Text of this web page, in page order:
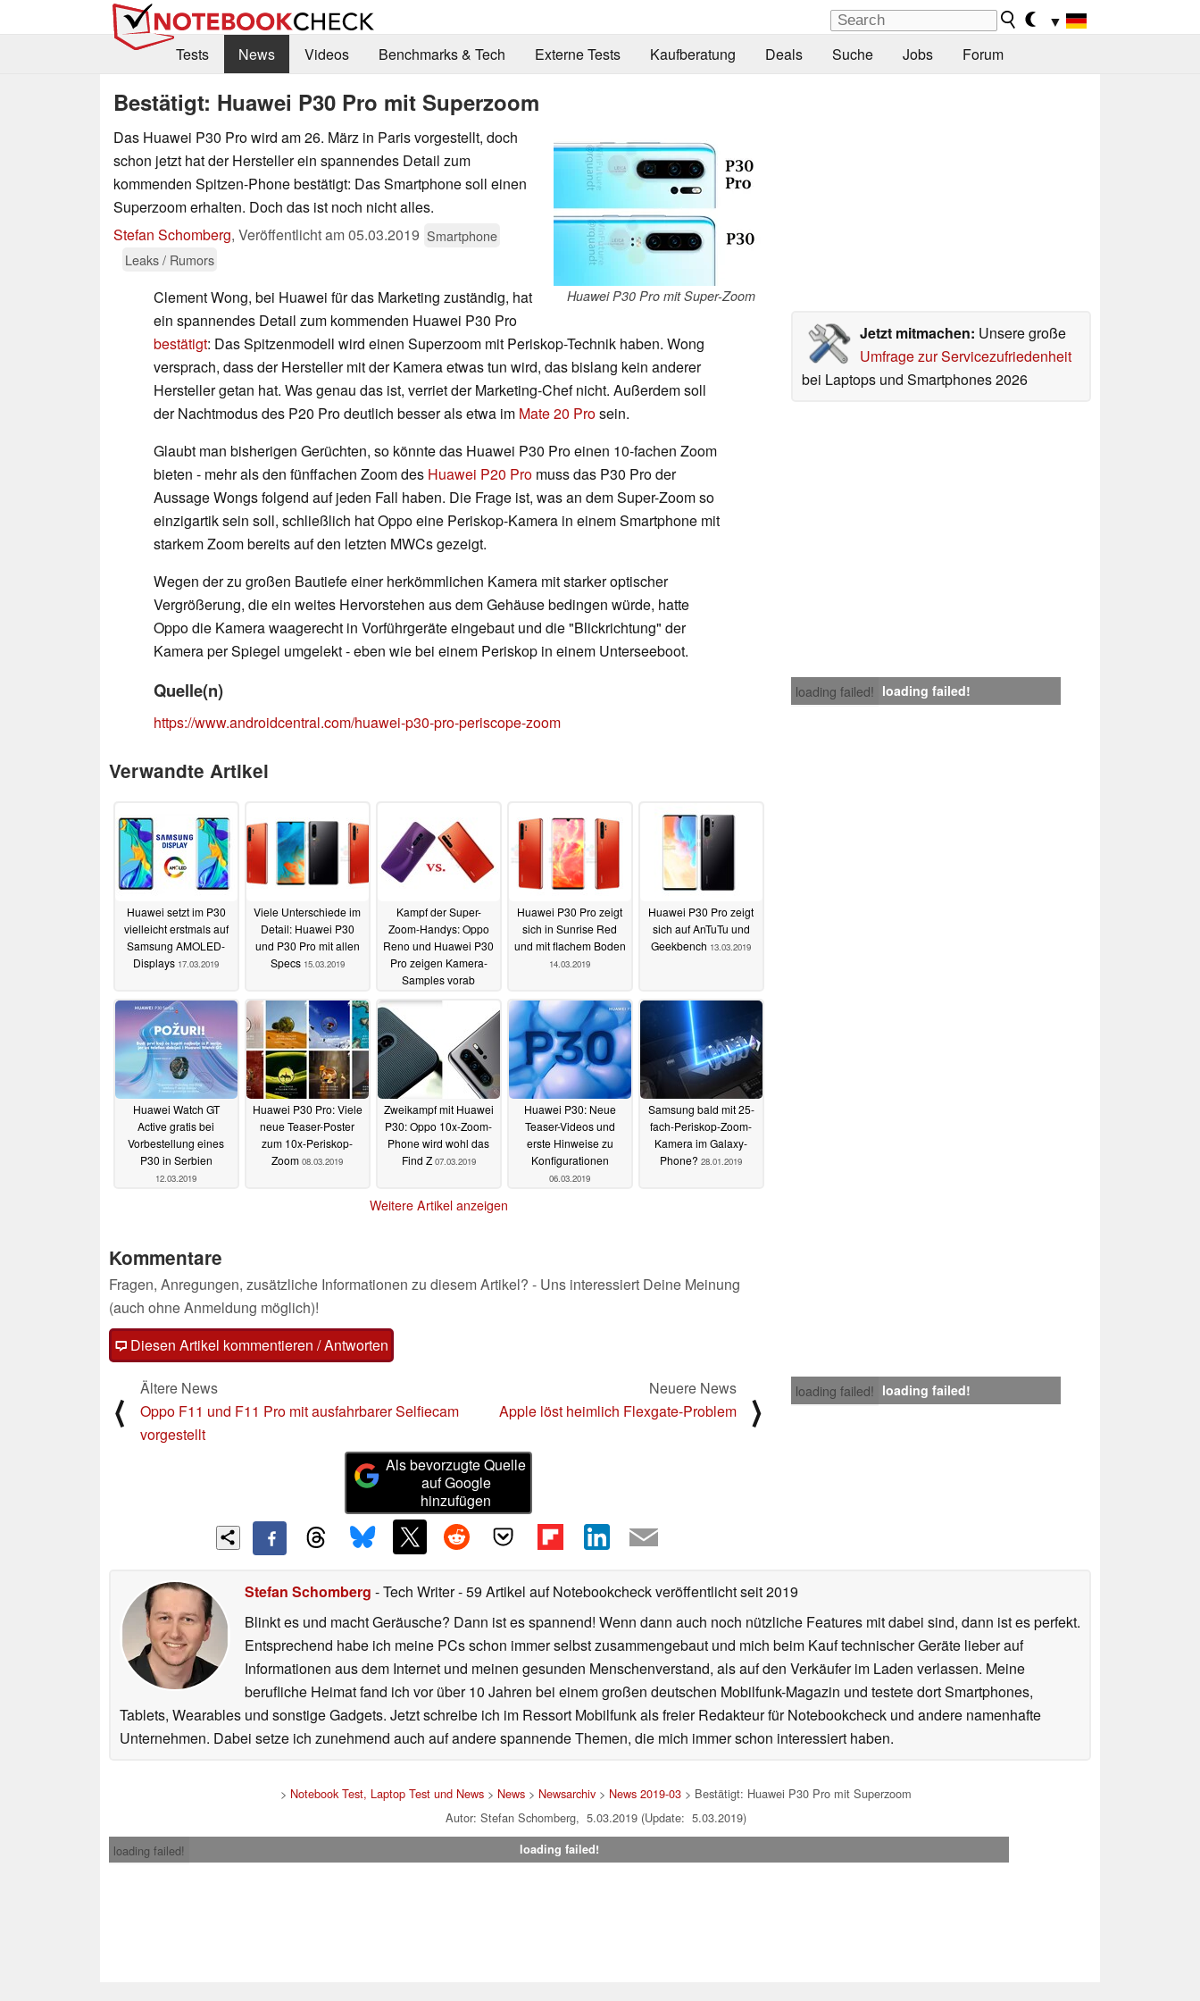
▼
Tests
News Videos Benchmarks & Tech Externe Tests Kaufberatung Deals Suche Jobs Forum
Bestätigt: Huawei P30 Pro mit Superzoom
Huawei P30 Pro mit Super-Zoom
Das Huawei P30 Pro wird am 26. März in Paris vorgestellt, doch
schon jetzt hat der Hersteller ein spannendes Detail zum
kommenden Spitzen-Phone bestätigt: Das Smartphone soll einen
Superzoom erhalten. Doch das ist noch nicht alles.
Stefan Schomberg, Veröffentlicht am05.03.2019 Smartphone
Leaks / Rumors
Jetzt mitmachen: Unsere große
Umfrage zur Servicezufriedenheit
bei Laptops und Smartphones 2026
Clement Wong, bei Huawei für das Marketing zuständig, hat
ein spannendes Detail zum kommenden Huawei P30 Pro
bestätigt: Das Spitzenmodell wird einen Superzoom mit Periskop-Technik haben. Wong
versprach, dass der Hersteller mit der Kamera etwas tun wird, das bislang kein anderer
Hersteller getan hat. Was genau das ist, verriet der Marketing-Chef nicht. Außerdem soll
der Nachtmodus des P20 Pro deutlich besser als etwa im Mate 20 Prosein.
Glaubt man bisherigen Gerüchten, so könnte das Huawei P30 Pro einen 10-fachen Zoom
bieten - mehr als den fünffachen Zoom des Huawei P20 Pro muss das P30 Pro der
Aussage Wongs folgend auf jeden Fall haben. Die Frage ist, was an dem Super-Zoom so
einzigartik sein soll, schließlich hat Oppo eine Periskop-Kamera in einem Smartphone mit
starkem Zoom bereits auf den letzten MWCs gezeigt.
Wegen der zu großen Bautiefe einer herkömmlichen Kamera mit starker optischer
Vergrößerung, die ein weites Hervorstehen aus dem Gehäuse bedingen würde, hatte
Oppo die Kamera waagerecht in Vorführgeräte eingebaut und die "Blickrichtung" der
Kamera per Spiegel umgelekt - eben wie bei einem Periskop in einem Unterseeboot.
loading failed! loading failed!
Quelle(n)
https://www.androidcentral.com/huawei-p30-pro-periscope-zoom
Verwandte Artikel
Huawei setzt im P30
vielleicht erstmals auf
Samsung AMOLED-
Displays 17.03.2019
Viele Unterschiede im
Detail: Huawei P30
und P30 Pro mit allen
Specs 15.03.2019
Kampf der Super-
Zoom-Handys: Oppo
Reno und Huawei P30
Pro zeigen Kamera-
Samples vorab
14.03.2019
Huawei P30 Pro zeigt
sich in Sunrise Red
und mit flachem Boden
14.03.2019
Huawei P30 Pro zeigt
sich auf AnTuTu und
Geekbench 13.03.2019
Huawei Watch GT
Active gratis bei
Vorbestellung eines
P30 in Serbien
12.03.2019
Huawei P30 Pro: Viele
neue Teaser-Poster
zum 10x-Periskop-
Zoom 08.03.2019
Zweikampf mit Huawei
P30: Oppo 10x-Zoom-
Phone wird wohl das
Find Z 07.03.2019
Huawei P30: Neue
Teaser-Videos und
erste Hinweise zu
Konfigurationen
06.03.2019
Samsung bald mit 25-
fach-Periskop-Zoom-
Kamera im Galaxy-
Phone? 28.01.2019
Weitere Artikel anzeigen
Kommentare
Fragen, Anregungen, zusätzliche Informationen zu diesem Artikel? - Uns interessiert Deine Meinung
(auch ohne Anmeldung möglich)!
Diesen Artikel kommentieren / Antworten
loading failed! loading failed!
⟨
Ältere News
Oppo F11 und F11 Pro mit ausfahrbarer Selfiecam
vorgestellt
Neuere News
Apple löst heimlich Flexgate-Problem
⟩
Als bevorzugte Quelle
auf Google
hinzufügen
Stefan Schomberg - Tech Writer- 59 Artikel auf Notebookcheck veröffentlichtseit 2019
Blinkt es und macht Geräusche? Dann ist es spannend! Wenn dann auch noch nützliche Features mit dabei sind, dann ist es perfekt.
Entsprechend habe ich meine PCs schon immer selbst zusammengebaut und mich beim Kauf technischer Geräte lieber auf
Informationen aus dem Internet und meinen gesunden Menschenverstand, als auf den Verkäufer im Laden verlassen. Meine
berufliche Heimat fand ich vor über 10 Jahren bei einem großen deutschen Mobilfunk-Magazin und testete dort Smartphones,
Tablets, Wearables und sonstige Gadgets. Jetzt schreibe ich im Ressort Mobilfunk als freier Redakteur für Notebookcheck und andere namenhafte
Unternehmen. Dabei setze ich zunehmend auch auf andere spannende Themen, die mich immer schon interessiert haben.
> Notebook Test, Laptop Test und News> News> Newsarchiv> News 2019-03> Bestätigt: Huawei P30 Pro mit Superzoom
Autor: Stefan Schomberg, 5.03.2019 (Update: 5.03.2019)
loading failed!
loading failed!